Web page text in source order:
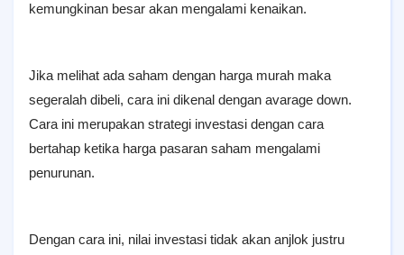
kemungkinan besar akan mengalami kenaikan.
Jika melihat ada saham dengan harga murah maka
segeralah dibeli, cara ini dikenal dengan avarage down.
Cara ini merupakan strategi investasi dengan cara
bertahap ketika harga pasaran saham mengalami
penurunan.
Dengan cara ini, nilai investasi tidak akan anjlok justru